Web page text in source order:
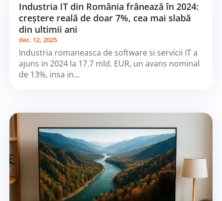
Industria IT din România frânează în 2024:
creștere reală de doar 7%, cea mai slabă
din ultimii ani
dec. 12, 2025
Industria romaneasca de software si servicii IT a
ajuns in 2024 la 17.7 mld. EUR, un avans nominal
de 13%, insa in...